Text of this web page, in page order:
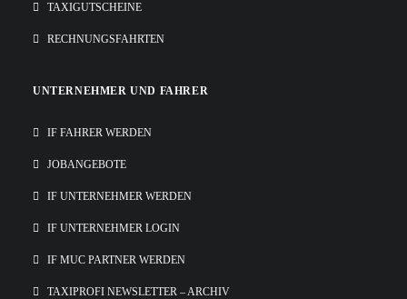
TAXIGUTSCHEINE
RECHNUNGSFAHRTEN
UNTERNEHMER UND FAHRER
IF FAHRER WERDEN
JOBANGEBOTE
IF UNTERNEHMER WERDEN
IF UNTERNEHMER LOGIN
IF MUC PARTNER WERDEN
TAXIPROFI NEWSLETTER – ARCHIV